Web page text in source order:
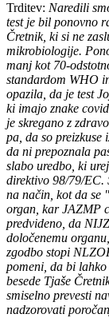
Trditev: Naredili
test je bil ponovno
Čretnik, ki si ne
mikrobiologije.
manj kot 70-
standardom WHO
opazila, da je test
ki imajo znake
je skregano z
pa, da so preizkuse
da ni prepoznala
slabo uredbo, ki
direktivo 98/79/EC.
na način, kot da se
organ, kar JAZMP
predvideno, da
določenemu
zgodbo stopi
pomeni, da bi
besede Tjaše
smiselno prevesti
nadzorovati